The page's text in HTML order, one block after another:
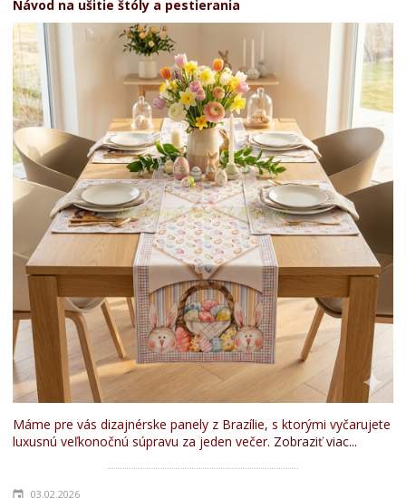
Návod na ušitie štóly a pestierania
Máme pre vás dizajnérske panely z Brazílie, s ktorými vyčarujete
luxusnú veľkonočnú súpravu za jeden večer. Zobraziť viac...
03.02.2026